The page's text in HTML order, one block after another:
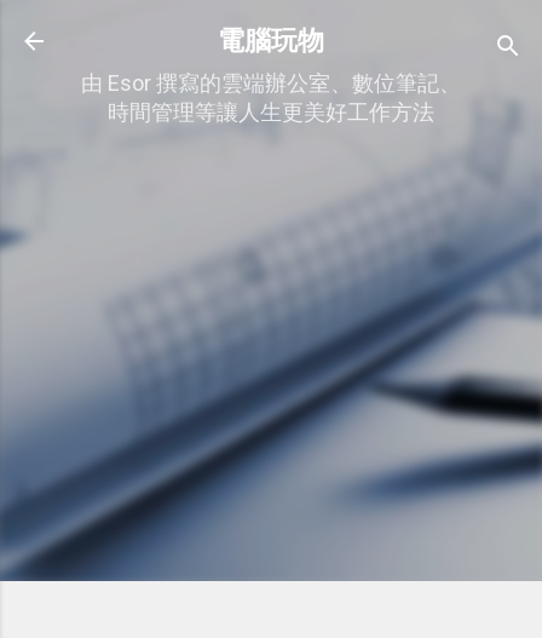
跳到主要內容
電腦玩物
由 Esor 撰寫的雲端辦公室、數位筆記、
時間管理等讓人生更美好工作方法